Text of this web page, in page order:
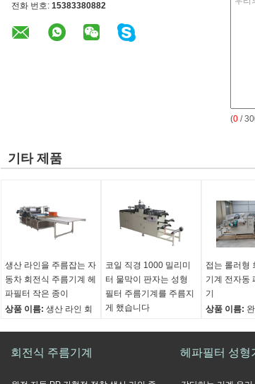
전화 번호: 15383380882
(0 /
기타 제품
생산 라인을 주름잡는 자
동차 회전식 주름기계 헤
파필터 작은 종이
상품 이름: 생산 라인 회
종이
조정가능한 주름을 잡는
코일 직경 1000 밀리미
터 물막이 판자는 성형
필터 주름기계를 주름지
게 했습니다
터
접는 롤러형
기계 전자동
기
상품 이름:
제조 능력:
50~600 밀
회전식 주름기계 헤파필터 성형